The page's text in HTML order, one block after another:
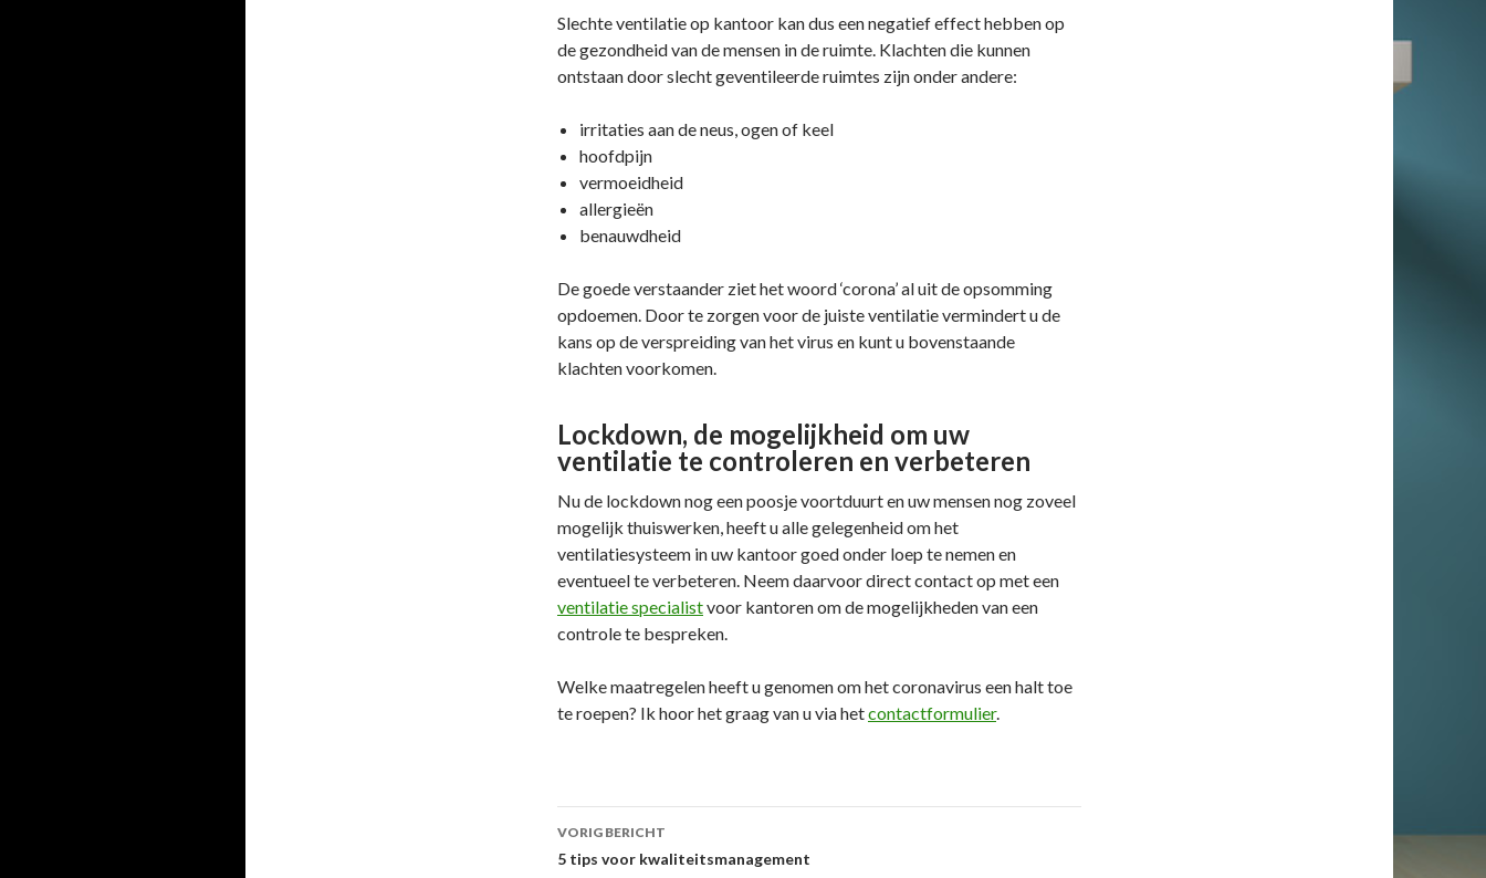
Slechte ventilatie op kantoor kan dus een negatief effect hebben op
de gezondheid van de mensen in de ruimte. Klachten die kunnen
ontstaan door slecht geventileerde ruimtes zijn onder andere:
irritaties aan de neus, ogen of keel
hoofdpijn
vermoeidheid
allergieën
benauwdheid
De goede verstaander ziet het woord ‘corona’ al uit de opsomming
opdoemen. Door te zorgen voor de juiste ventilatie vermindert u de
kans op de verspreiding van het virus en kunt u bovenstaande
klachten voorkomen.
Lockdown, de mogelijkheid om uw
ventilatie te controleren en verbeteren
Nu de lockdown nog een poosje voortduurt en uw mensen nog zoveel
mogelijk thuiswerken, heeft u alle gelegenheid om het
ventilatiesysteem in uw kantoor goed onder loep te nemen en
eventueel te verbeteren. Neem daarvoor direct contact op met een
ventilatie specialistvoor kantoren om de mogelijkheden van een
controle te bespreken.
Welke maatregelen heeft u genomen om het coronavirus een halt toe
te roepen? Ik hoor het graag van u via hetcontactformulier.
Berichtnavigatie
VORIG BERICHT
5 tips voor kwaliteitsmanagement